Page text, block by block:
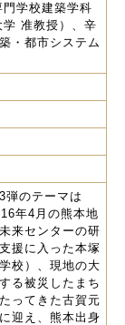
学校建築学科
准教授）、辛
・都市システム
弾のテーマは
年4月の熊本地
来センターの研
援に入った本塚
校）、現地の大
る被災したまち
ってきた古賀元
迎え、熊本出身